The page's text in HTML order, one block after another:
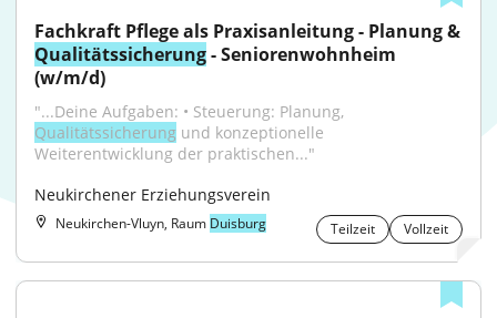
Qualitätssicherung - Seniorenwohnheim
(w/m/d)
Qualitätssicherung und konzeptionelle
Weiterentwicklung der praktischen..."
Neukirchener Erziehungsverein
Neukirchen-Vluyn, Raum Duisburg Teilzeit Vollzeit